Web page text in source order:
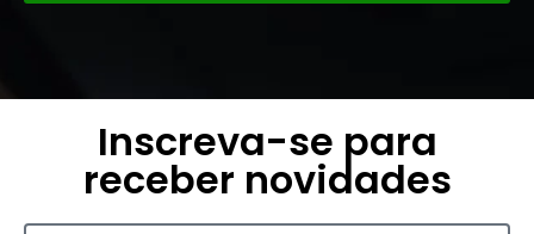
Inscreva-se para
receber novidades